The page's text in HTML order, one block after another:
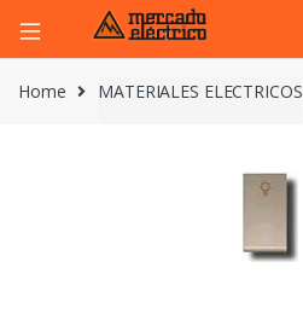
Home MATERIALES ELECTRICOS